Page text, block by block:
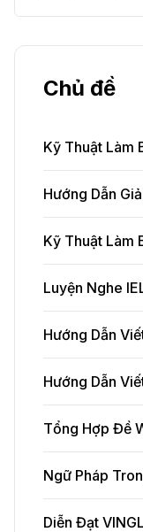
Chủ đề
Kỹ Thuật Làm
Hướng Dẫn
Kỹ Thuật Làm
Luyện Nghe
Hướng Dẫn
Hướng Dẫn
Tổng Hợp Đề
Ngữ Pháp
Diễn Đạt